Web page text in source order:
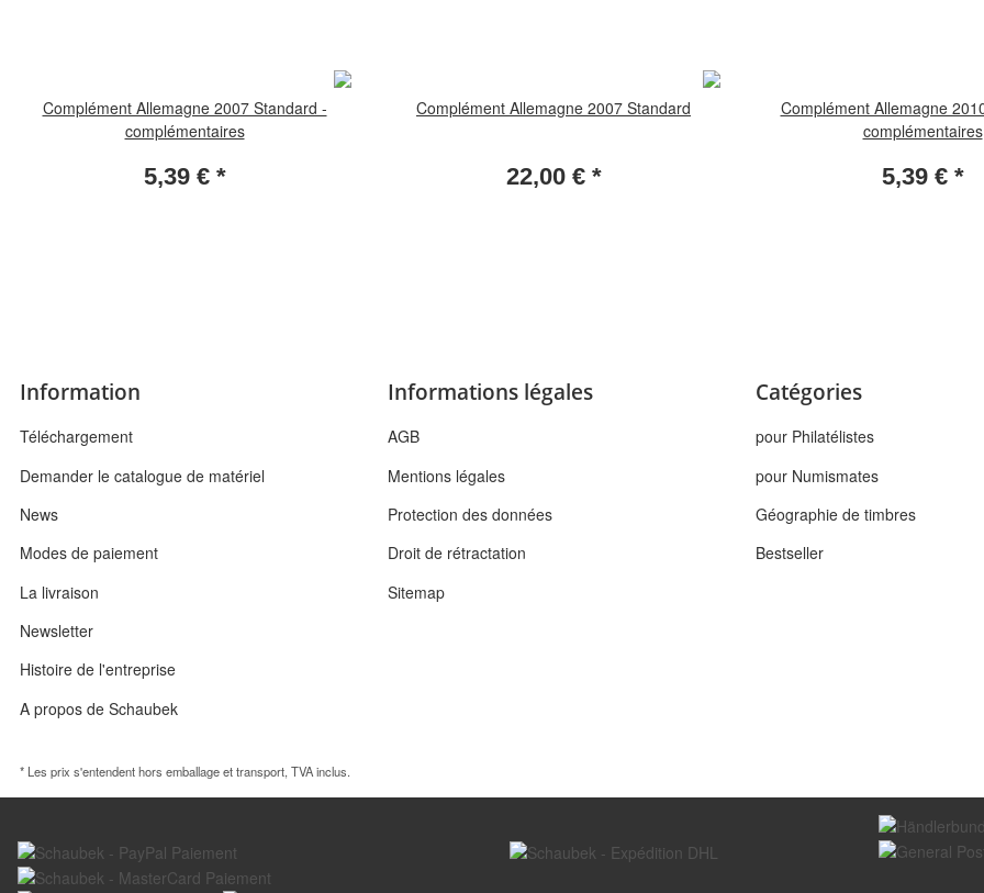
Complément Allemagne 2007 Standard -
complémentaires
5,39 € *
Complément Allemagne 2007 Standard
22,00 € *
Complément Allemagne
complémentaires
5,39 € *
Information
Téléchargement
Demander le catalogue de matériel
News
Modes de paiement
La livraison
Newsletter
Histoire de l'entreprise
A propos de Schaubek
Informations légales
AGB
Mentions légales
Protection des données
Droit de rétractation
Sitemap
Catégories
pour Philatélistes
pour Numismates
Géographie de timbres
Bestseller
* Les prix s'entendent hors emballage et transport, TVA inclus.